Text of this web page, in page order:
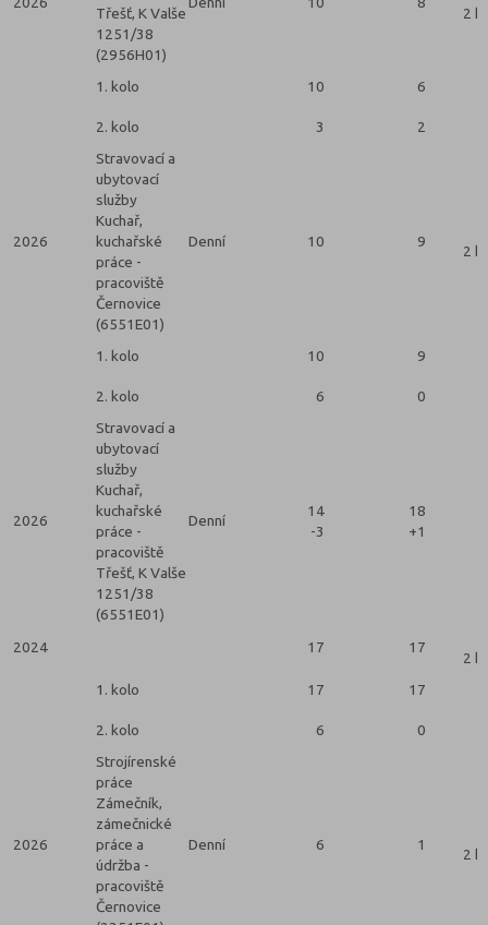
Třešť, K Valše
1251/38
(2956H01)
2
1. kolo 10 6
2. kolo 3 2
2026
Stravovací a
ubytovací
služby
Kuchař,
kuchařské
práce -
pracoviště
Černovice
(6551E01)
Denní 10 9
2
1. kolo 10 9
2. kolo 6 0
2026
Stravovací a
ubytovací
služby
Kuchař,
kuchařské
práce -
pracoviště
Třešť, K Valše
1251/38
(6551E01)
Denní
14
-3
18
+1
2024 17 17
2
1. kolo
17 17
2. kolo 6 0
2026
Strojírenské
práce
Zámečník,
zámečnické
práce a
údržba -
pracoviště
Černovice
Denní 6 1
2